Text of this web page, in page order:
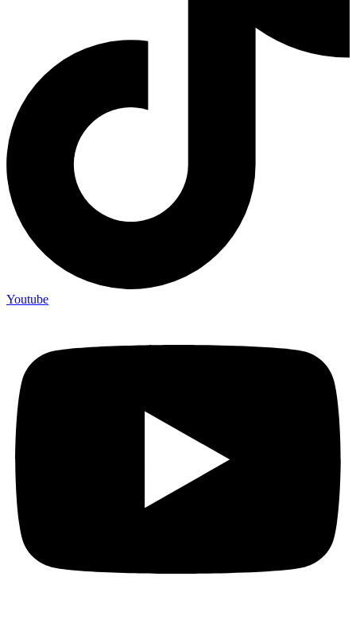
Youtube